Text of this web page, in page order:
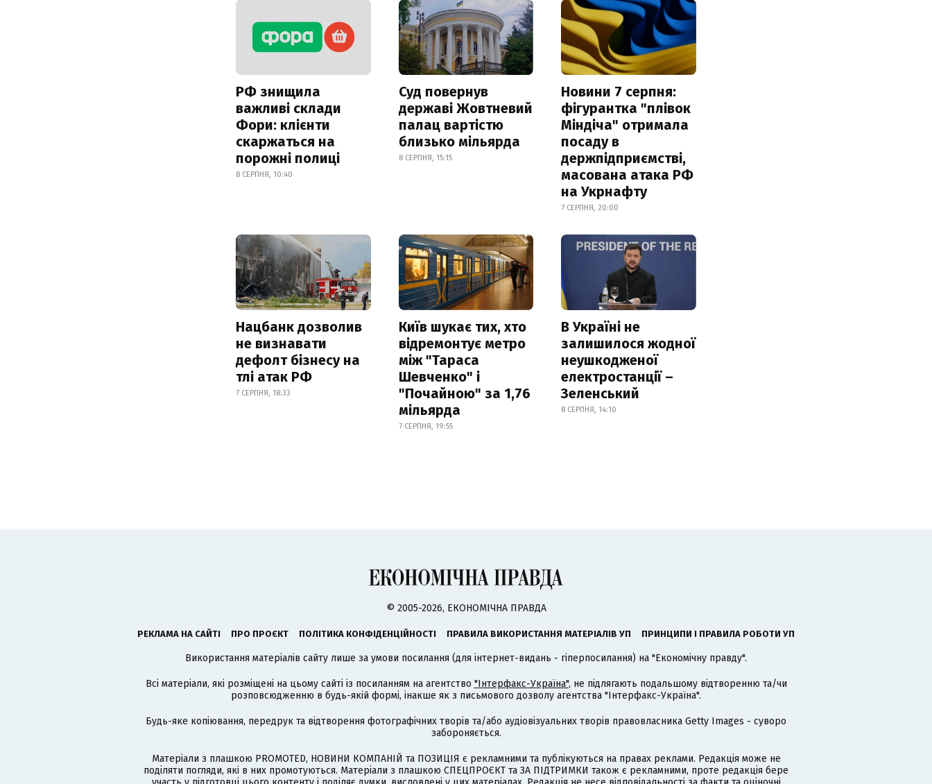
РФ знищила
важливі склади
Фори: клієнти
скаржаться на
порожні полиці
8 СЕРПНЯ, 10:40
Суд повернув
державі Жовтневий
палац вартістю
близько мільярда
8 СЕРПНЯ, 15:15
Новини 7 серпня:
фігурантка "плівок
Міндіча" отримала
посаду в
держпідприємстві,
масована атака РФ
на Укрнафту
7 СЕРПНЯ, 20:00
Нацбанк дозволив
не визнавати
дефолт бізнесу на
тлі атак РФ
7 СЕРПНЯ, 18:33
Київ шукає тих, хто
відремонтує метро
між "Тараса
Шевченко" і
"Почайною" за 1,76
мільярда
7 СЕРПНЯ, 19:55
В Україні не
залишилося жодної
неушкодженої
електростанції –
Зеленський
8 СЕРПНЯ, 14:10
© 2005-2026, ЕКОНОМІЧНА ПРАВДА
РЕКЛАМА НА САЙТІ ПРО ПРОЄКТ ПОЛІТИКА КОНФІДЕНЦІЙНОСТІ ПРАВИЛА ВИКОРИСТАННЯ МАТЕРІАЛІВ УП ПРИНЦИПИ І ПРАВИЛА РОБОТИ УП
Використання матеріалів сайту лише за умови посилання (для інтернет-видань - гіперпосилання) на "Економічну правду".
Всі матеріали, які розміщені на цьому сайті із посиланням на агентство "Інтерфакс-Україна", не підлягають подальшому відтворенню та/чи
розповсюдженню в будь-якій формі, інакше як з письмового дозволу агентства "Інтерфакс-Україна".
Будь-яке копіювання, передрук та відтворення фотографічних творів та/або аудіовізуальних творів правовласника Getty Images - суворо
забороняється.
Матеріали з плашкою PROMOTED, НОВИНИ КОМПАНІЙ та ПОЗИЦІЯ є рекламними та публікуються на правах реклами. Редакція може не
поділяти погляди, які в них промотуються. Матеріали з плашкою СПЕЦПРОЄКТ та ЗА ПІДТРИМКИ також є рекламними, проте редакція бере